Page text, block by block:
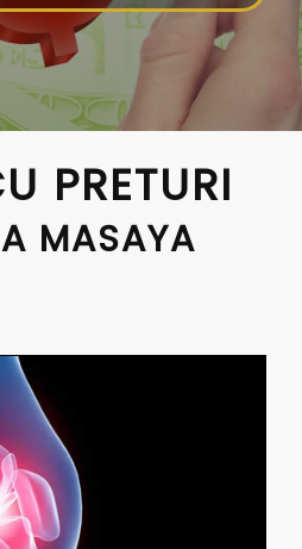
PRETURI
MASAYA